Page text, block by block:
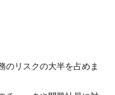
のリスクの大半を占めま